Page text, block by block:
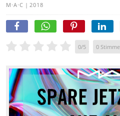
M·A·C | 2018
0/5 0